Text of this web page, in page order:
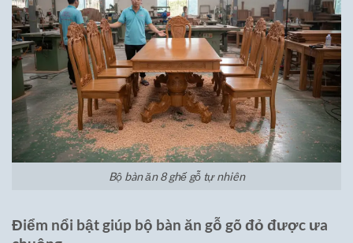
Bộ bàn ăn 8 ghế gỗ tự nhiên
Điểm nổi bật giúp bộ bàn ăn gỗ gõ đỏ được ưa